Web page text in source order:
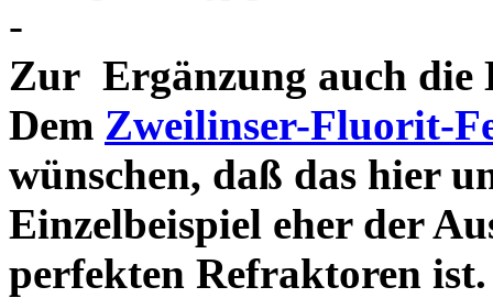
-
Zur Ergänzung auch die
Dem Zweilinser-Fluorit-
wünschen, daß das hier
Einzelbeispiel eher der
perfekten